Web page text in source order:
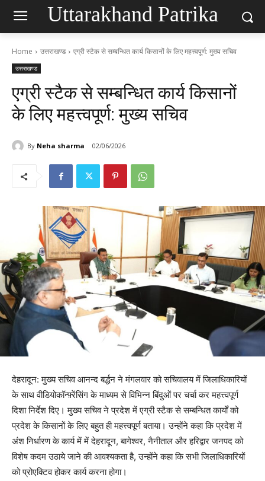
Uttarakhand Patrika
Home उत्तराखण्ड एग्री स्टैक से सम्बन्धित कार्य किसानों के लिए महत्त्वपूर्ण: मुख्य सचिव
उत्तराखण्ड
एग्री स्टैक से सम्बन्धित कार्य किसानों
के लिए महत्त्वपूर्ण: मुख्य सचिव
By Neha sharma 02/06/2026
देहरादून: मुख्य सचिव आनन्द बर्द्धन ने मंगलवार को सचिवालय में जिलाधिकारियों
के साथ वीडियोकॉन्फ़्रेंसिंग के माध्यम से विभिन्न बिंदुओं पर चर्चा कर महत्त्वपूर्ण
दिशा निर्देश दिए। मुख्य सचिव ने प्रदेश में एग्री स्टैक से सम्बन्धित कार्यों को
प्रदेश के किसानों के लिए बहुत ही महत्त्वपूर्ण बताया। उन्होंने कहा कि प्रदेश में
अंश निर्धारण के कार्य में में देहरादून, बागेश्वर, नैनीताल और हरिद्वार जनपद को
विशेष कदम उठाये जाने की आवश्यकता है, उन्होंने कहा कि सभी जिलाधिकारियों
को प्रोएक्टिव होकर कार्य करना होगा।